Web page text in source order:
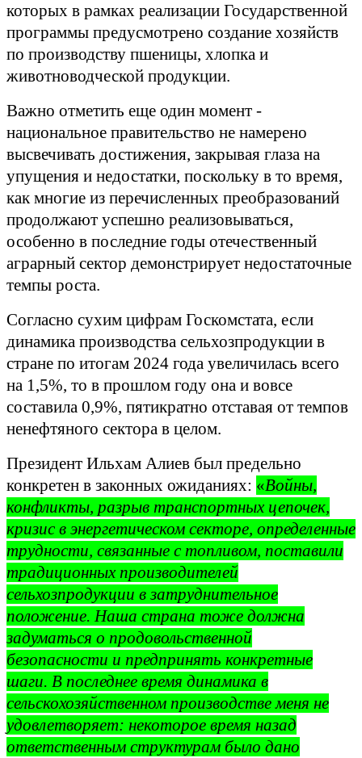
которых в рамках реализации Государственной
программы предусмотрено создание хозяйств
по производству пшеницы, хлопка и
животноводческой продукции.
Важно отметить еще один момент -
национальное правительство не намерено
высвечивать достижения, закрывая глаза на
упущения и недостатки, поскольку в то время,
как многие из перечисленных преобразований
продолжают успешно реализовываться,
особенно в последние годы отечественный
аграрный сектор демонстрирует недостаточные
темпы роста.
Согласно сухим цифрам Госкомстата, если
динамика производства сельхозпродукции в
стране по итогам 2024 года увеличилась всего
на 1,5%, то в прошлом году она и вовсе
составила 0,9%, пятикратно отставая от темпов
ненефтяного сектора в целом.
Президент Ильхам Алиев был предельно
конкретен в законных ожиданиях: «Войны,
конфликты, разрыв транспортных цепочек,
кризис в энергетическом секторе, определенные
трудности, связанные с топливом, поставили
традиционных производителей
сельхозпродукции в затруднительное
положение. Наша страна тоже должна
задуматься о продовольственной
безопасности и предпринять конкретные
шаги. В последнее время динамика в
сельскохозяйственном производстве меня не
удовлетворяет: некоторое время назад
ответственным структурам было дано